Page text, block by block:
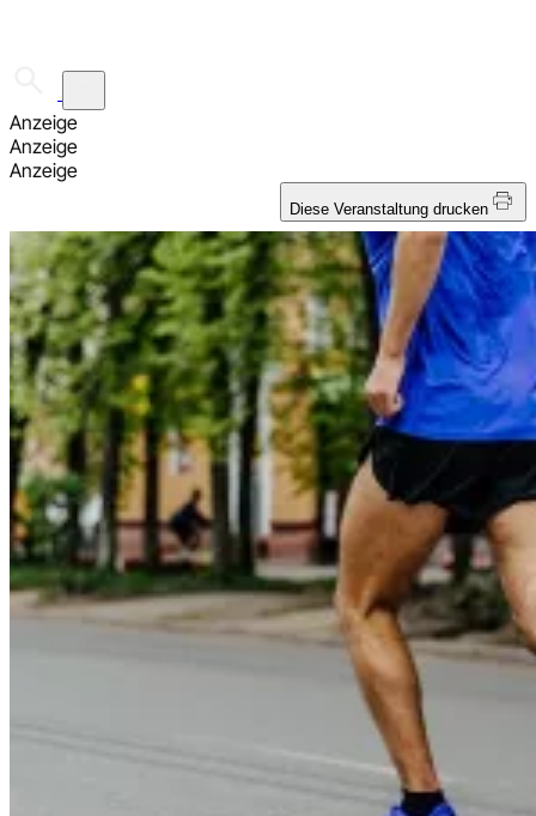
Anzeige
Anzeige
Anzeige
Diese Veranstaltung drucken